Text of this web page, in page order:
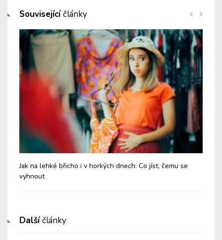
Souvisejícíčlánky
Jak na lehké břicho i v horkých dnech: Co jíst, čemu se
vyhnout
Dalšíčlánky